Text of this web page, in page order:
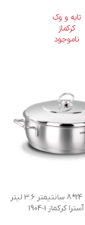
تابه و وک
کرکماز
ناموجود
قابلمه کوتاه 24*8 سانتیمتر 3.6 لیتر
کرکماز 1904-1